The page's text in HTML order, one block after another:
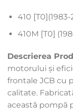
410
410M [T0]
Descrierea
motorului și
frontale JCB cu
calitate.
această pompă